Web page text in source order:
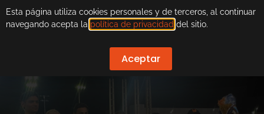
Esta página utiliza cookies personales y de terceros, al continuar
navegando acepta la política de privacidad del sitio.
Aceptar